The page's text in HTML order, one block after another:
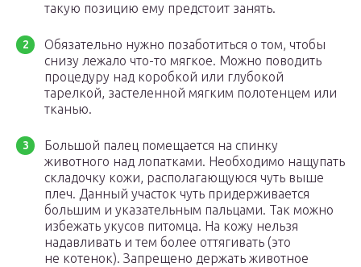
такую позицию ему предстоит занять.
Обязательно нужно позаботиться о том, чтобы
снизу лежало что-то мягкое. Можно поводить
процедуру над коробкой или глубокой
тарелкой, застеленной мягким полотенцем или
тканью.
Большой палец помещается на спинку
животного над лопатками. Необходимо нащупать
складочку кожи, располагающуюся чуть выше
плеч. Данный участок чуть придерживается
большим и указательным пальцами. Так можно
избежать укусов питомца. На кожу нельзя
надавливать и тем более оттягивать (это
не котенок). Запрещено держать животное